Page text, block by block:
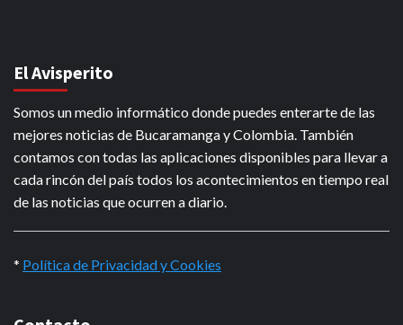
El Avisperito
Somos un medio informático donde puedes enterarte de las
mejores noticias de Bucaramanga y Colombia. También
contamos con todas las aplicaciones disponibles para llevar a
cada rincón del país todos los acontecimientos en tiempo real
de las noticias que ocurren a diario.
* Política de Privacidad y Cookies